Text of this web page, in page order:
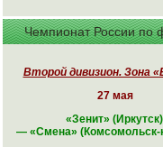
Чемпионат России по
Второй дивизион. Зона
27 мая
«Зенит» (Иркутск)
— «Смена»